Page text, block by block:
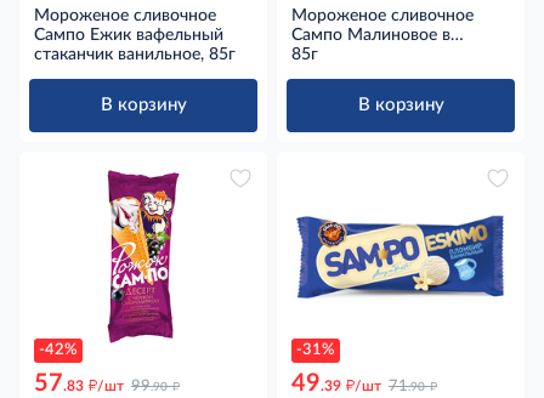
Мороженое сливочное
Сампо Ежик вафельный
стаканчик ванильное, 85г
В корзину
Мороженое сливочное
Сампо Малиновое в
вафельном стаканчике
85г
В корзину
-42%
57.83 д/шт 99.90 д
-31%
49.39 д/шт 71.90 д